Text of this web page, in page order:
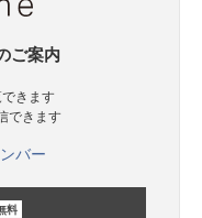
ご案内
きます
できます
バー
料